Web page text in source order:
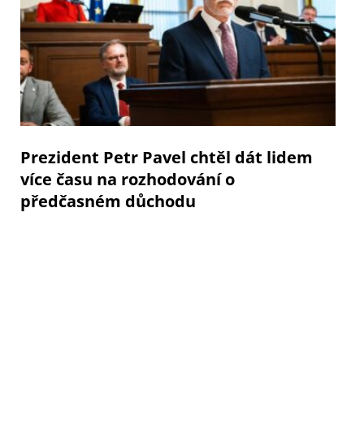
Prezident Petr Pavel chtěl dát lidem
více času na rozhodování o
předčasném důchodu